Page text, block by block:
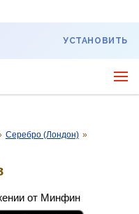
УСТАНОВИТЬ
Серебро (Лондон) »
от Минфин